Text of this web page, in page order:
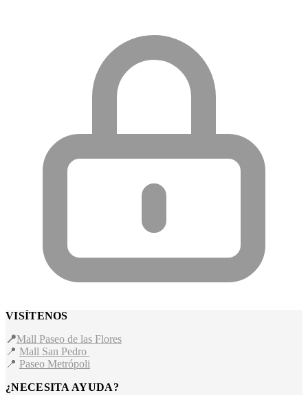
VISÍTENOS
📍Mall Paseo de las Flores
📍 Mall San Pedro
📍 Paseo Metrópoli
¿NECESITA AYUDA?